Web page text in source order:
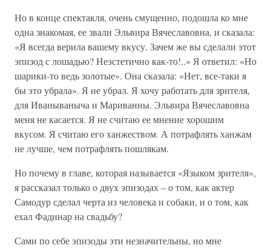
Но в конце спектакля, очень смущенно, подошла ко мне
одна знакомая, ее звали Эльвира Вячеславовна, и сказала:
«Я всегда верила вашему вкусу. Зачем же вы сделали этот
эпизод с лошадью? Неэстетично как-то!..» Я ответил: «Но
шарики-то ведь золотые». Она сказала: «Нет, все-таки я
бы это убрала». Я не убрал. Я хочу работать для зрителя,
для Иванываныча и Мариванны. Эльвира Вячеславовна
меня не касается. Я не считаю ее мнение хорошим
вкусом. Я считаю его ханжеством. А потрафлять ханжам
не лучше, чем потрафлять пошлякам.
Но почему в главе, которая называется «Языком зрителя»,
я рассказал только о двух эпизодах – о том, как актер
Самодур сделал черта из человека и собаки, и о том, как
ехал Фадинар на свадьбу?
Сами по себе эпизоды эти незначительны, но мне